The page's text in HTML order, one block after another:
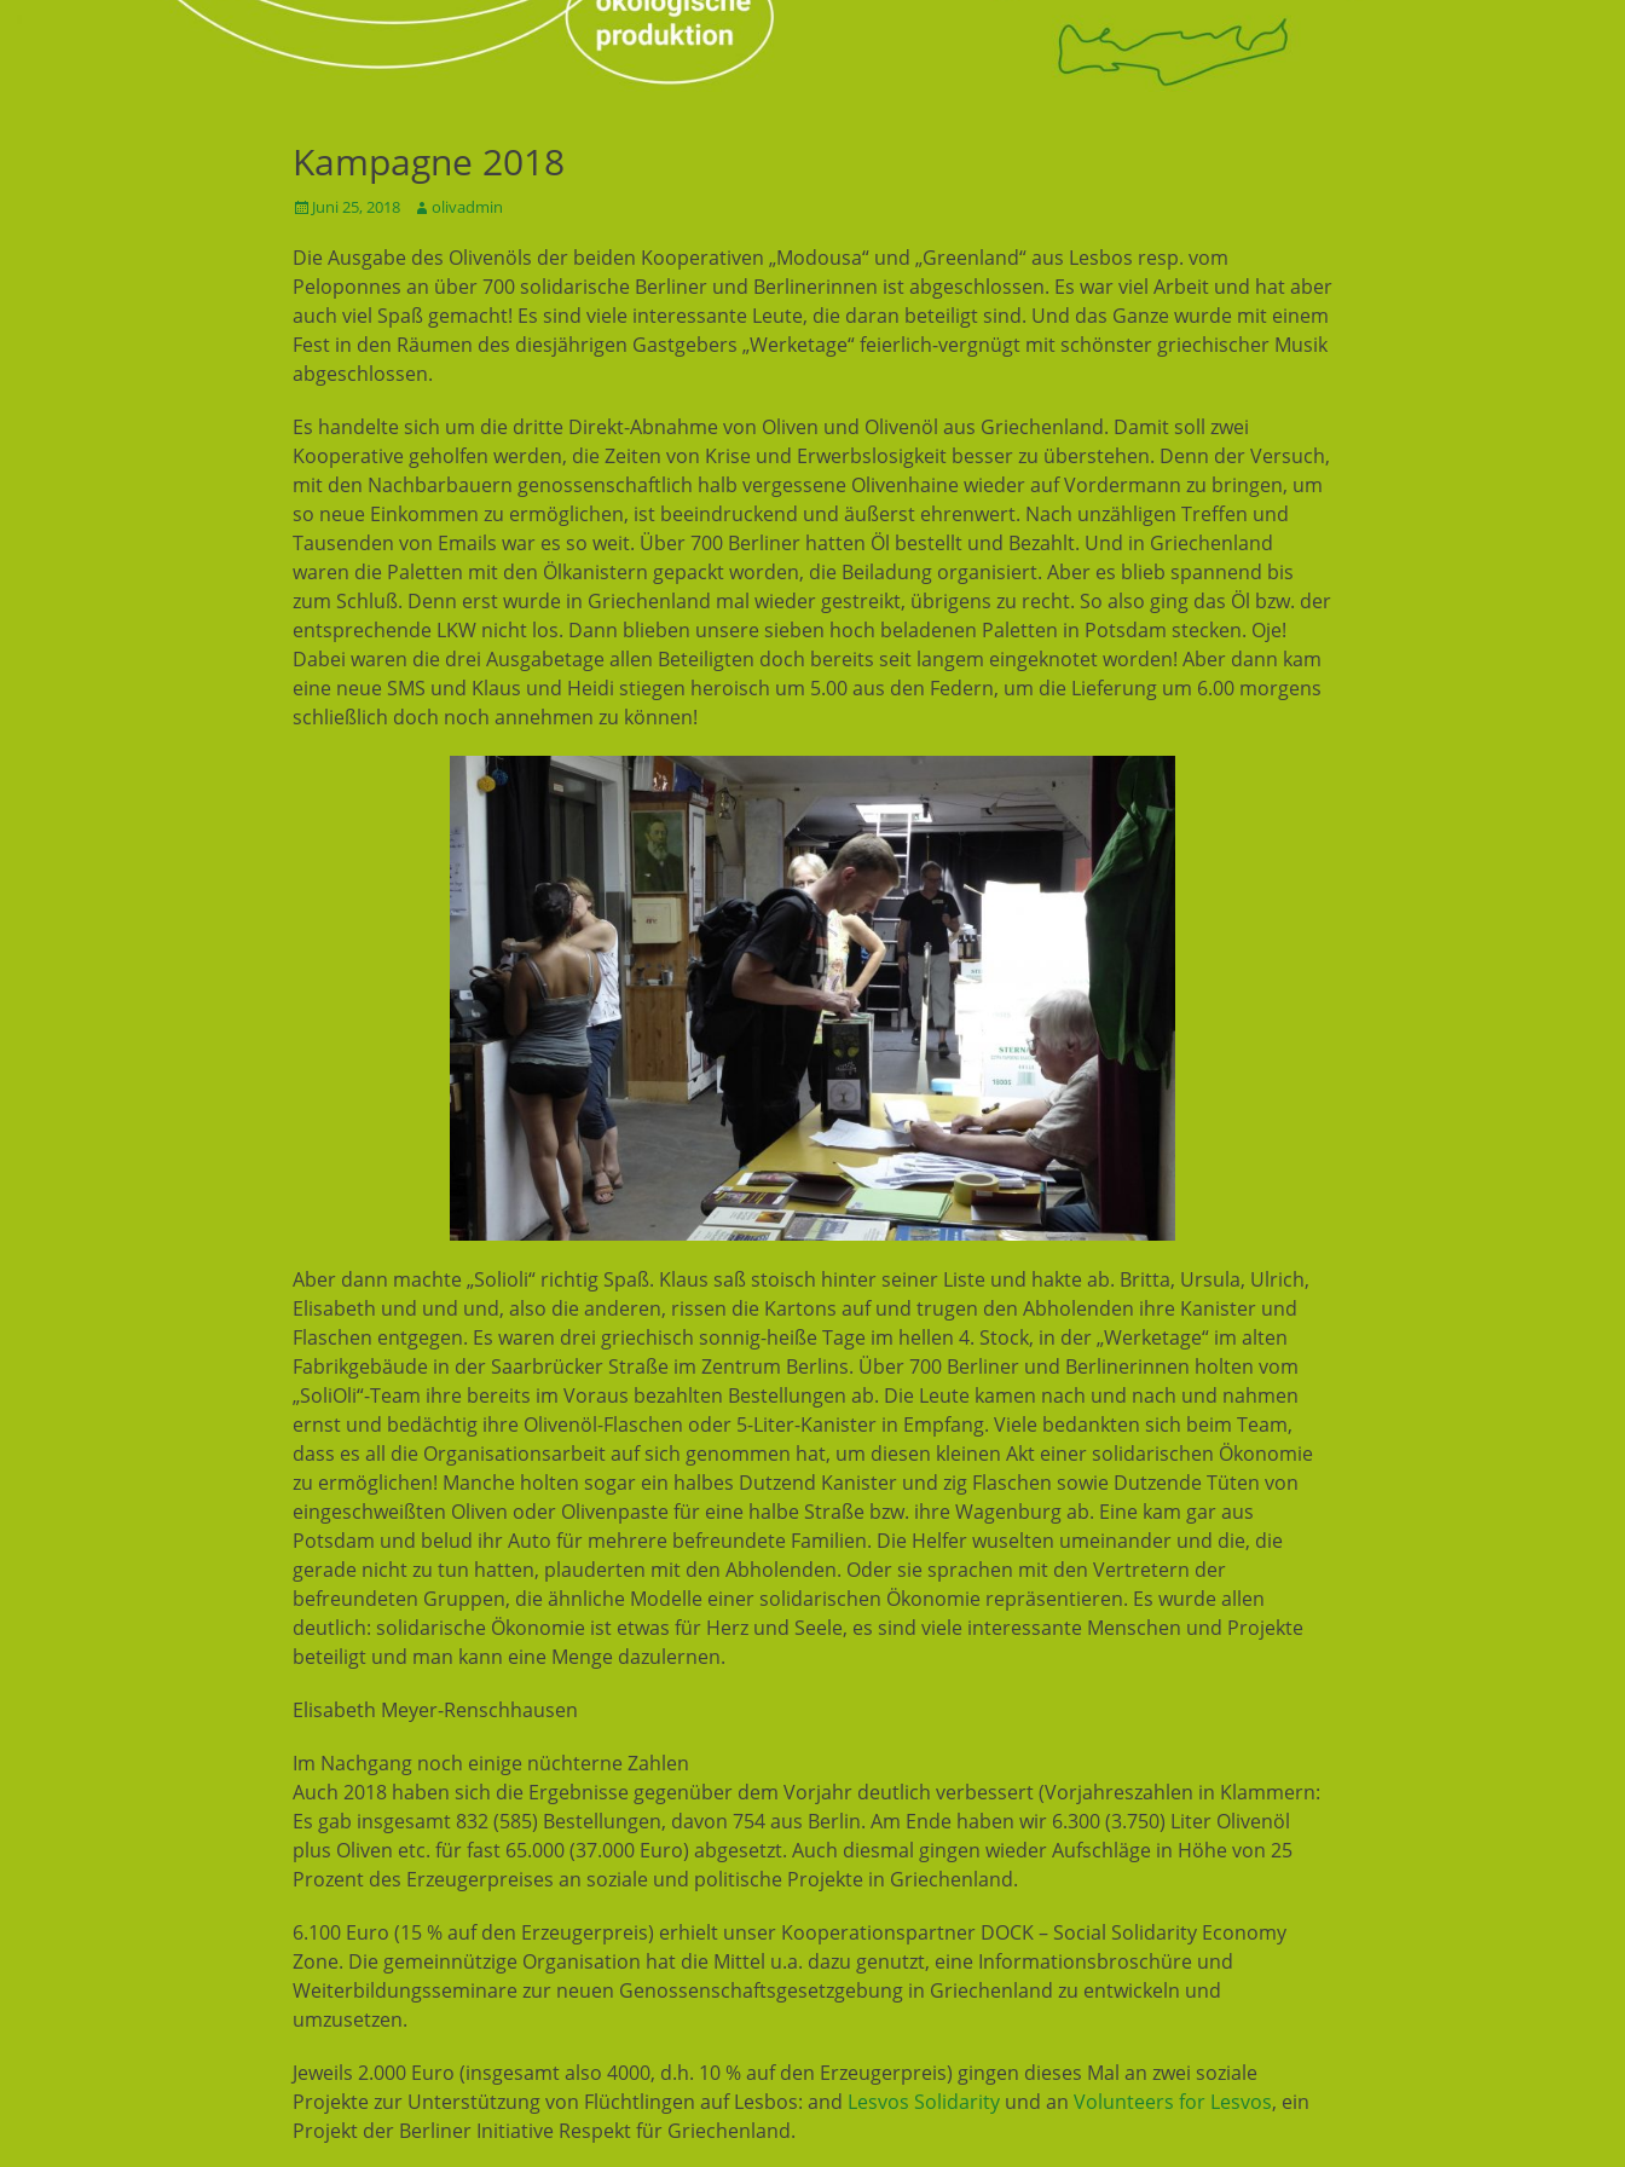
Kampagne 2018
Geposted
Juni 25, 2018 Autor
olivadmin
Die Ausgabe des Olivenöls der beiden Kooperativen „Modousa“ und „Greenland“ aus Lesbos resp. vom
Peloponnes an über 700 solidarische Berliner und Berlinerinnen ist abgeschlossen. Es war viel Arbeit und hat aber
auch viel Spaß gemacht! Es sind viele interessante Leute, die daran beteiligt sind. Und das Ganze wurde mit einem
Fest in den Räumen des diesjährigen Gastgebers „Werketage“ feierlich-vergnügt mit schönster griechischer Musik
abgeschlossen.
Es handelte sich um die dritte Direkt-Abnahme von Oliven und Olivenöl aus Griechenland. Damit soll zwei
Kooperative geholfen werden, die Zeiten von Krise und Erwerbslosigkeit besser zu überstehen. Denn der Versuch,
mit den Nachbarbauern genossenschaftlich halb vergessene Olivenhaine wieder auf Vordermann zu bringen, um
so neue Einkommen zu ermöglichen, ist beeindruckend und äußerst ehrenwert. Nach unzähligen Treffen und
Tausenden von Emails war es so weit. Über 700 Berliner hatten Öl bestellt und Bezahlt. Und in Griechenland
waren die Paletten mit den Ölkanistern gepackt worden, die Beiladung organisiert. Aber es blieb spannend bis
zum Schluß. Denn erst wurde in Griechenland mal wieder gestreikt, übrigens zu recht. So also ging das Öl bzw. der
entsprechende LKW nicht los. Dann blieben unsere sieben hoch beladenen Paletten in Potsdam stecken. Oje!
Dabei waren die drei Ausgabetage allen Beteiligten doch bereits seit langem eingeknotet worden! Aber dann kam
eine neue SMS und Klaus und Heidi stiegen heroisch um 5.00 aus den Federn, um die Lieferung um 6.00 morgens
schließlich doch noch annehmen zu können!
Aber dann machte „Solioli“ richtig Spaß. Klaus saß stoisch hinter seiner Liste und hakte ab. Britta, Ursula, Ulrich,
Elisabeth und und und, also die anderen, rissen die Kartons auf und trugen den Abholenden ihre Kanister und
Flaschen entgegen. Es waren drei griechisch sonnig-heiße Tage im hellen 4. Stock, in der „Werketage“ im alten
Fabrikgebäude in der Saarbrücker Straße im Zentrum Berlins. Über 700 Berliner und Berlinerinnen holten vom
„SoliOli“-Team ihre bereits im Voraus bezahlten Bestellungen ab. Die Leute kamen nach und nach und nahmen
ernst und bedächtig ihre Olivenöl-Flaschen oder 5-Liter-Kanister in Empfang. Viele bedankten sich beim Team,
dass es all die Organisationsarbeit auf sich genommen hat, um diesen kleinen Akt einer solidarischen Ökonomie
zu ermöglichen! Manche holten sogar ein halbes Dutzend Kanister und zig Flaschen sowie Dutzende Tüten von
eingeschweißten Oliven oder Olivenpaste für eine halbe Straße bzw. ihre Wagenburg ab. Eine kam gar aus
Potsdam und belud ihr Auto für mehrere befreundete Familien. Die Helfer wuselten umeinander und die, die
gerade nicht zu tun hatten, plauderten mit den Abholenden. Oder sie sprachen mit den Vertretern der
befreundeten Gruppen, die ähnliche Modelle einer solidarischen Ökonomie repräsentieren. Es wurde allen
deutlich: solidarische Ökonomie ist etwas für Herz und Seele, es sind viele interessante Menschen und Projekte
beteiligt und man kann eine Menge dazulernen.
Elisabeth Meyer-Renschhausen
Im Nachgang noch einige nüchterne Zahlen
Auch 2018 haben sich die Ergebnisse gegenüber dem Vorjahr deutlich verbessert (Vorjahreszahlen in Klammern:
Es gab insgesamt 832 (585) Bestellungen, davon 754 aus Berlin. Am Ende haben wir 6.300 (3.750) Liter Olivenöl
plus Oliven etc. für fast 65.000 (37.000 Euro) abgesetzt. Auch diesmal gingen wieder Aufschläge in Höhe von 25
Prozent des Erzeugerpreises an soziale und politische Projekte in Griechenland.
6.100 Euro (15 % auf den Erzeugerpreis) erhielt unser Kooperationspartner DOCK – Social Solidarity Economy
Zone. Die gemeinnützige Organisation hat die Mittel u.a. dazu genutzt, eine Informationsbroschüre und
Weiterbildungsseminare zur neuen Genossenschaftsgesetzgebung in Griechenland zu entwickeln und
umzusetzen.
Jeweils 2.000 Euro (insgesamt also 4000, d.h. 10 % auf den Erzeugerpreis) gingen dieses Mal an zwei soziale
Projekte zur Unterstützung von Flüchtlingen auf Lesbos: and Lesvos Solidarity und an Volunteers for Lesvos, ein
Projekt der Berliner Initiative Respekt für Griechenland.